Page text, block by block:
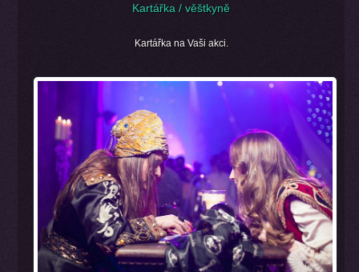
Kartářka / věštkyně
Kartářka na Vaši akci.